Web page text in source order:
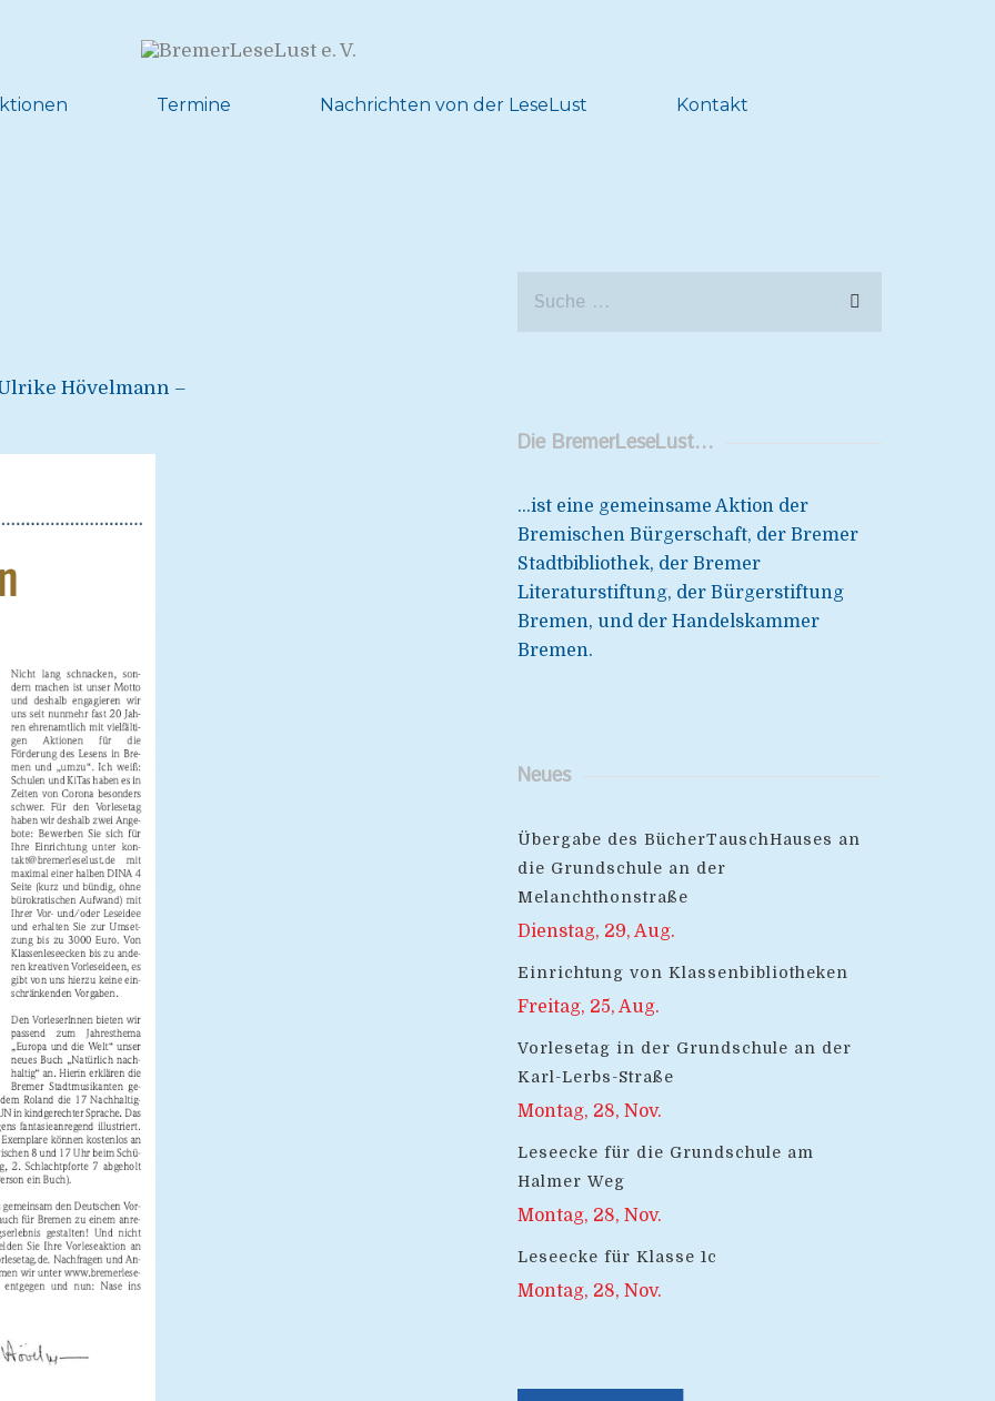
Termine Nachrichten von der LeseLust Kontakt
Hövelmann –
Die BremerLeseLust…
...ist eine gemeinsame Aktion der
Bremischen Bürgerschaft, der Bremer
Stadtbibliothek, der Bremer
Literaturstiftung, der Bürgerstiftung
Bremen, und der Handelskammer
Bremen.
Neues
Übergabe des BücherTauschHauses an
die Grundschule an der
Melanchthonstraße
Dienstag, 29, Aug.
Einrichtung von Klassenbibliotheken
Freitag, 25, Aug.
Vorlesetag in der Grundschule an der
Karl-Lerbs-Straße
Montag, 28, Nov.
Leseecke für die Grundschule am
Halmer Weg
Montag, 28, Nov.
Leseecke für Klasse 1c
Montag, 28, Nov.